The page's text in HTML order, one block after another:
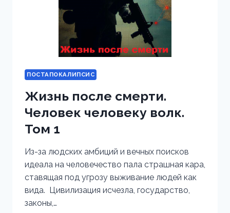
ПОСТАПОКАЛИПСИС
Жизнь после смерти.
Человек человеку волк.
Том 1
Из-за людских амбиций и вечных поисков
идеала на человечество пала страшная кара,
ставящая под угрозу выживание людей как
вида. Цивилизация исчезла, государство,
законы,…